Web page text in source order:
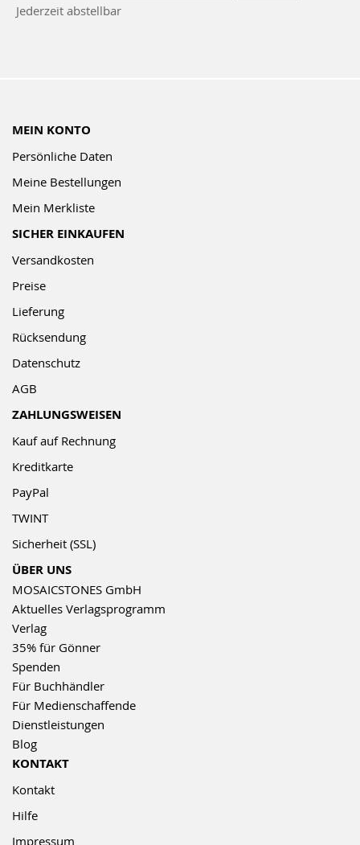
Newsletter:
Jederzeit abstellbar
MEIN KONTO
Persönliche Daten
Meine Bestellungen
Mein Merkliste
SICHER EINKAUFEN
Versandkosten
Preise
Lieferung
Rücksendung
Datenschutz
AGB
ZAHLUNGSWEISEN
Kauf auf Rechnung
Kreditkarte
PayPal
TWINT
Sicherheit (SSL)
ÜBER UNS
MOSAICSTONES GmbH
Aktuelles Verlagsprogramm
Verlag
35% für Gönner
Spenden
Für Buchhändler
Für Medienschaffende
Dienstleistungen
Blog
KONTAKT
Kontakt
Hilfe
Impressum